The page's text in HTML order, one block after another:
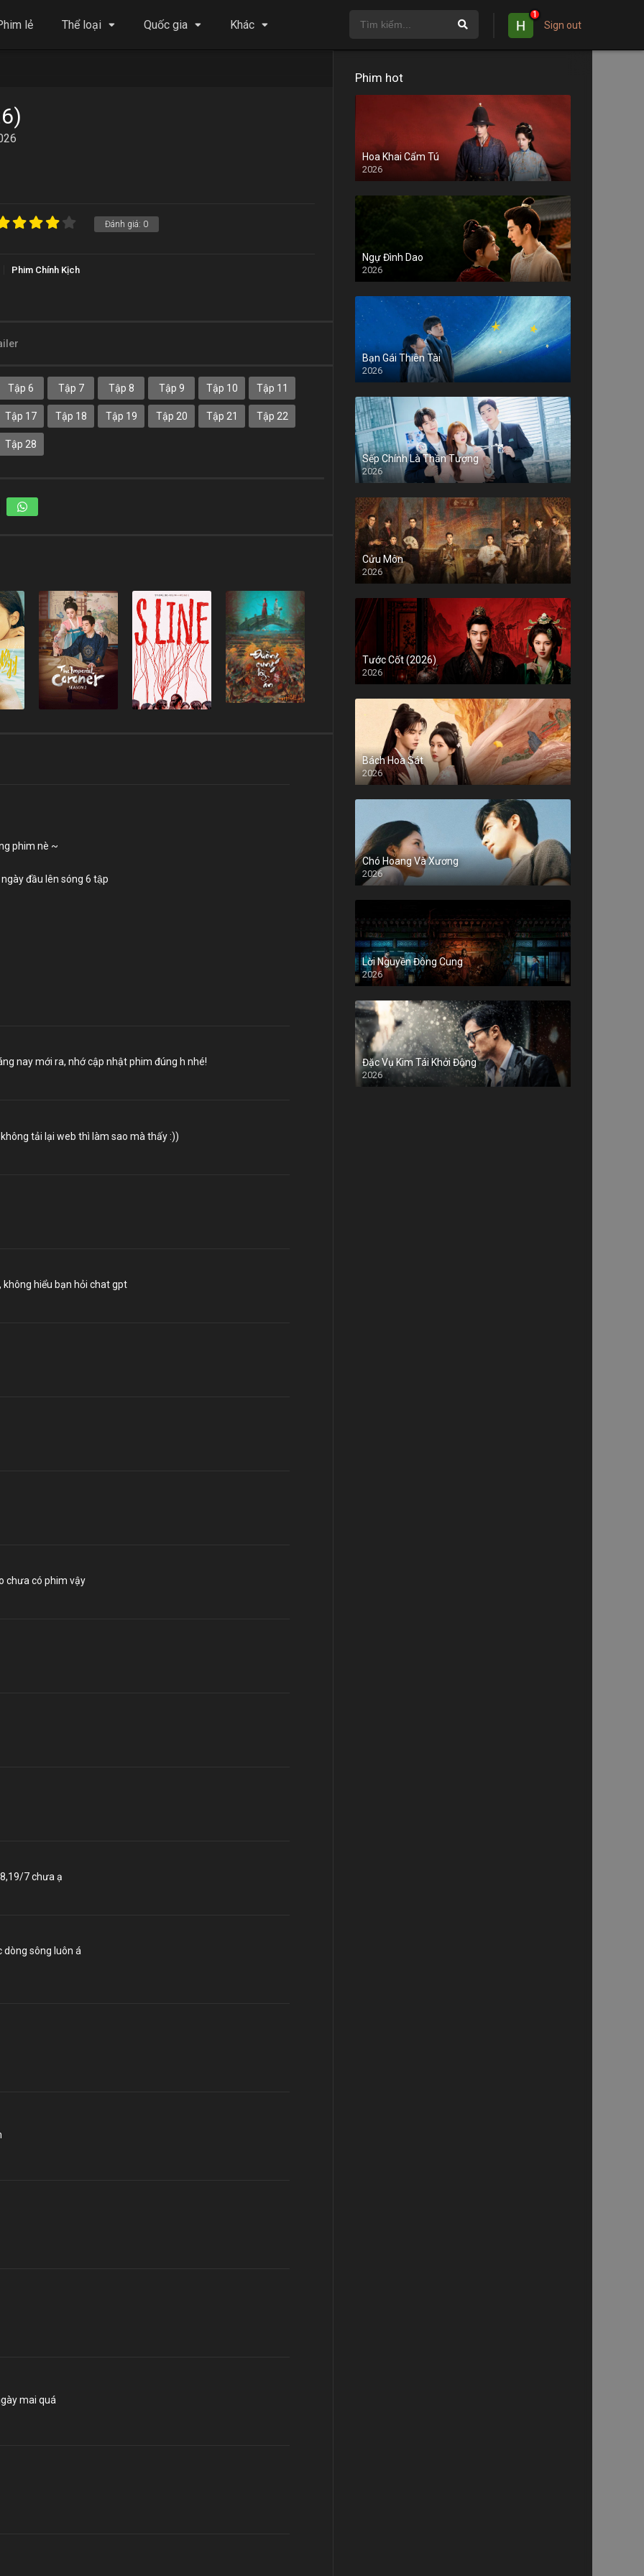
lẻ Thể loại Quốc gia Khác
1
Sign out
Đánh giá: 0
Phim Chính Kịch
Tập 6 Tập 7 Tập 8 Tập 9 Tập 10 Tập 11
Tập 17 Tập 18 Tập 19 Tập 20 Tập 21 Tập 22
Tập 28
phim nè ~
đầu lên sóng 6 tập
nay mới ra, nhớ cập nhật phim đúng h nhé!
tải lại web thì làm sao mà thấy :))
không hiểu bạn hỏi chat gpt
chưa có phim vậy
7 chưa ạ
dòng sông luôn á
mai quá
Phim hot
Hoa Khai Cẩm Tú
2026
Ngự Đình Dao
2026
Bạn Gái Thiên Tài
2026
Sếp Chính Là Thần Tượng
2026
Cửu Môn
2026
Tước Cốt (2026)
2026
Bách Hoa Sát
2026
Chó Hoang Và Xương
2026
Lời Nguyền Đông Cung
2026
Đặc Vụ Kim Tái Khởi Động
2026